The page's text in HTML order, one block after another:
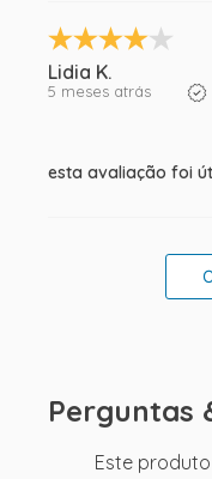
Lidia K.
5 meses atrás
esta avaliação foi
Perguntas
Este